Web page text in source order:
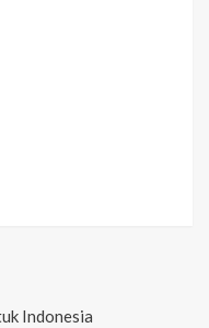
Indonesia